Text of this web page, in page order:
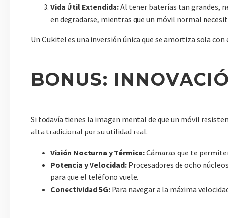
Vida Útil Extendida:Al tener baterías tan grandes,
en degradarse, mientras que un móvil normal
Un Oukitel es una inversión única que se amortiza sola
BONUS:
Si todavía tienes la imagen mental de que un móvil
alta tradicional por su utilidad real:
Visión Nocturna y Térmica:Cámaras que te
Potencia y Velocidad: Procesadores de ocho
para que el teléfono vuele.
Conectividad 5G: Para navegar a la máxima